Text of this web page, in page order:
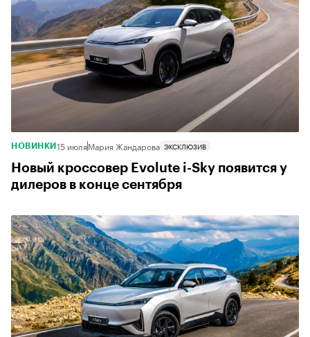
НОВИНКИ 15 июляМария Жандарова ЭКСКЛЮЗИВ
Новый кроссовер Evolute i-Sky появится у
дилеров в конце сентября